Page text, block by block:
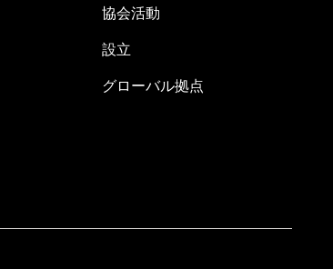
協会活動
設立
グローバル拠点